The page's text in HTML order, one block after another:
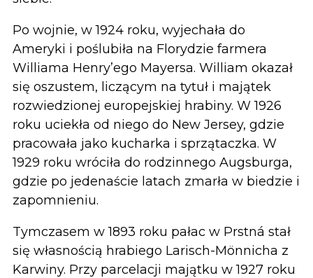
Po wojnie, w 1924 roku, wyjechała do
Ameryki i poślubiła na Florydzie farmera
Williama Henry’ego Mayersa. William okazał
się oszustem, liczącym na tytuł i majątek
rozwiedzionej europejskiej hrabiny. W 1926
roku uciekła od niego do New Jersey, gdzie
pracowała jako kucharka i sprzątaczka. W
1929 roku wróciła do rodzinnego Augsburga,
gdzie po jedenaście latach zmarła w biedzie i
zapomnieniu.
Tymczasem w 1893 roku pałac w Prstná stał
się własnością hrabiego Larisch-Mönnicha z
Karwiny. Przy parcelacji majątku w 1927 roku